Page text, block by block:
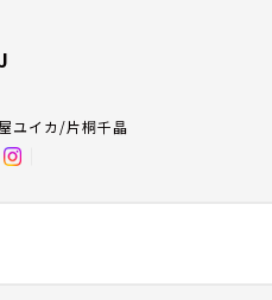
ユイカ/片桐千晶